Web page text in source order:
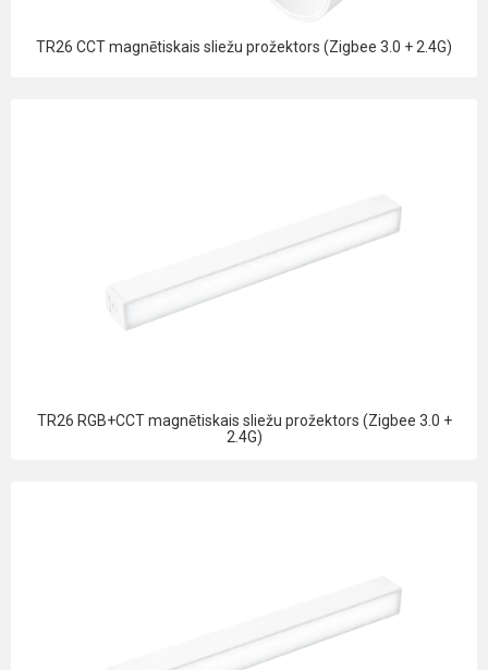
TR26 CCT magnētiskais sliežu prožektors (Zigbee 3.0 + 2.4G)
TR26 RGB+CCT magnētiskais sliežu prožektors (Zigbee 3.0 +
2.4G)